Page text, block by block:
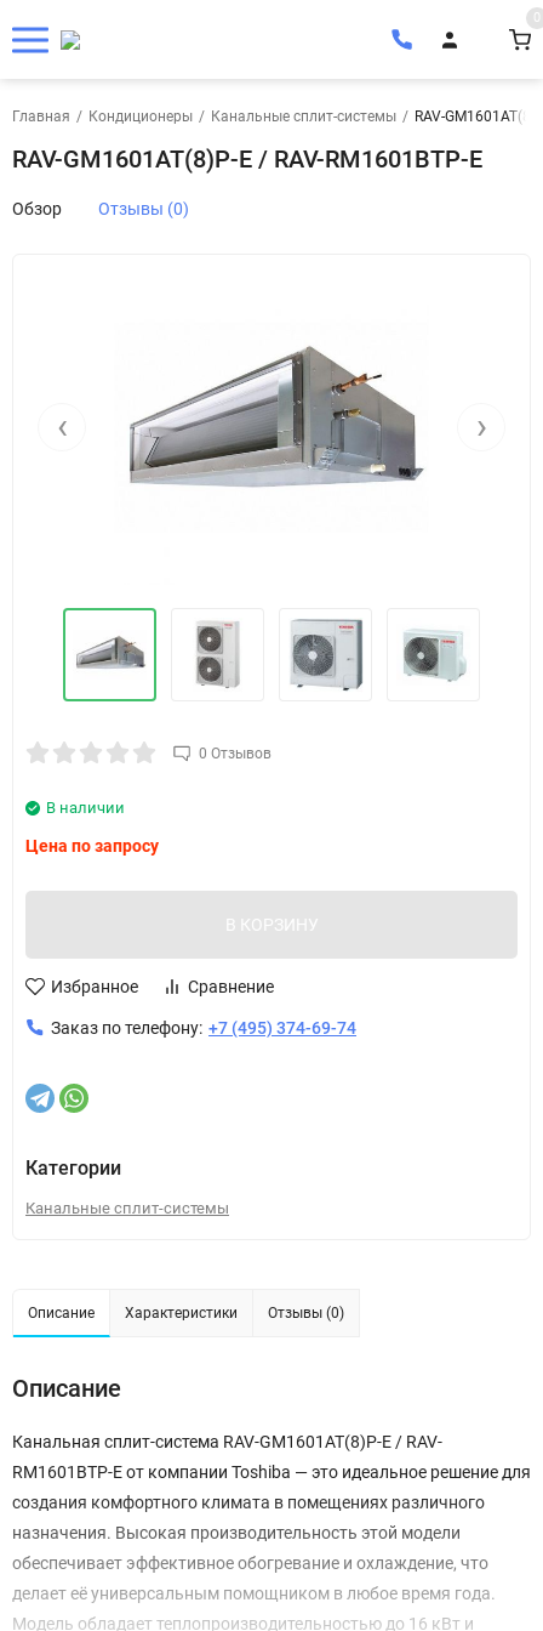
0
Главная / Кондиционеры / Канальные сплит-системы / RAV-
RAV-GM1601AT(8)P-E / RAV-RM1601BTP-E
Обзор Отзывы (0)
‹ ›
0 Отзывов
В наличии
Цена по запросу
В КОРЗИНУ
Избранное Сравнение
Заказ по телефону: +7 (495) 374-69-74
Категории
Канальные сплит-системы
Описание Характеристики Отзывы (0)
Описание
Канальная сплит-система RAV-GM1601AT(8)P-E / RAV-
RM1601BTP-E от компании Toshiba — это идеальное решение для
создания комфортного климата в помещениях различного
назначения. Высокая производительность этой модели
обеспечивает эффективное обогревание и охлаждение, что
делает её универсальным помощником в любое время года.
Модель обладает теплопроизводительностью до 16 кВт и